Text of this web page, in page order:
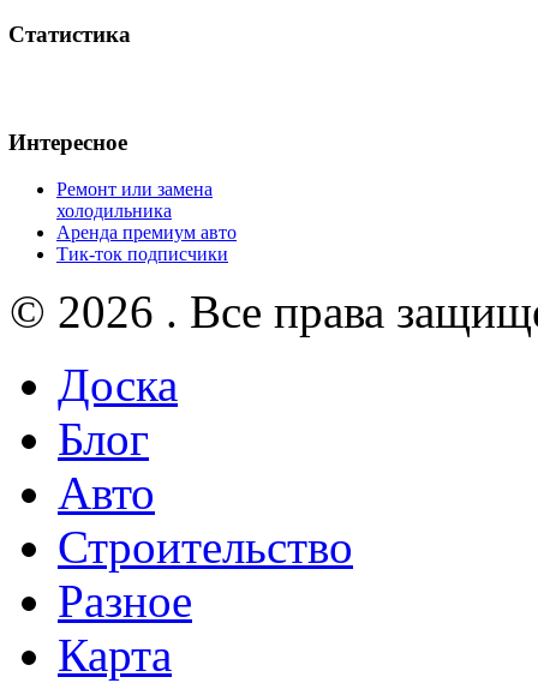
Статистика
Интересное
Ремонт или замена
холодильника
Аренда премиум авто
Тик-ток подписчики
© 2026 . Все права
Доска
Блог
Авто
Строительство
Разное
Карта